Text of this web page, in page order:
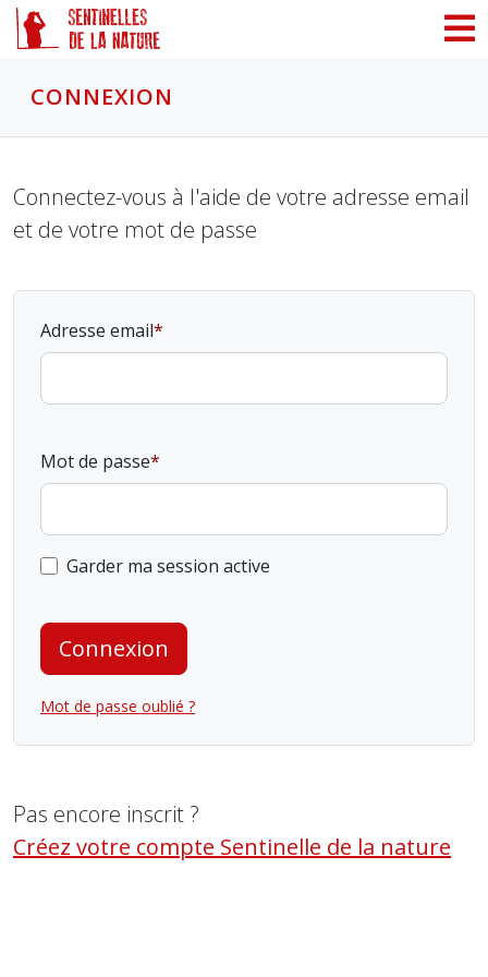
CONNEXION
Connectez-vous à l'aide de votre adresse email
et de votre mot de passe
Adresse email
Mot de passe
Garder ma session active
Connexion
Mot de passe oublié ?
Pas encore inscrit ?
Créez votre compte Sentinelle de la nature
Panneau de gestion des cookies